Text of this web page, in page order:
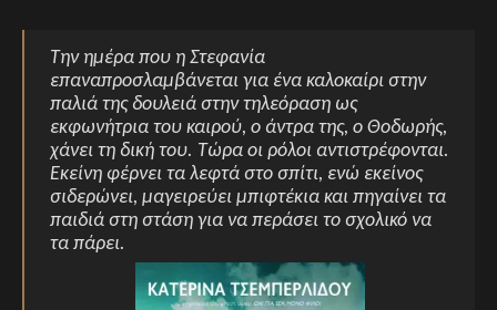
Την ημέρα που η Στεφανία
επαναπροσλαμβάνεται για ένα καλοκαίρι στην
παλιά της δουλειά στην τηλεόραση ως
εκφωνήτρια του καιρού, ο άντρα της, ο Θοδωρής,
χάνει τη δική του. Τώρα οι ρόλοι αντιστρέφονται.
Εκείνη φέρνει τα λεφτά στο σπίτι, ενώ εκείνος
σιδερώνει, μαγειρεύει μπιφτέκια και πηγαίνει τα
παιδιά στη στάση για να περάσει το σχολικό να
τα πάρει.